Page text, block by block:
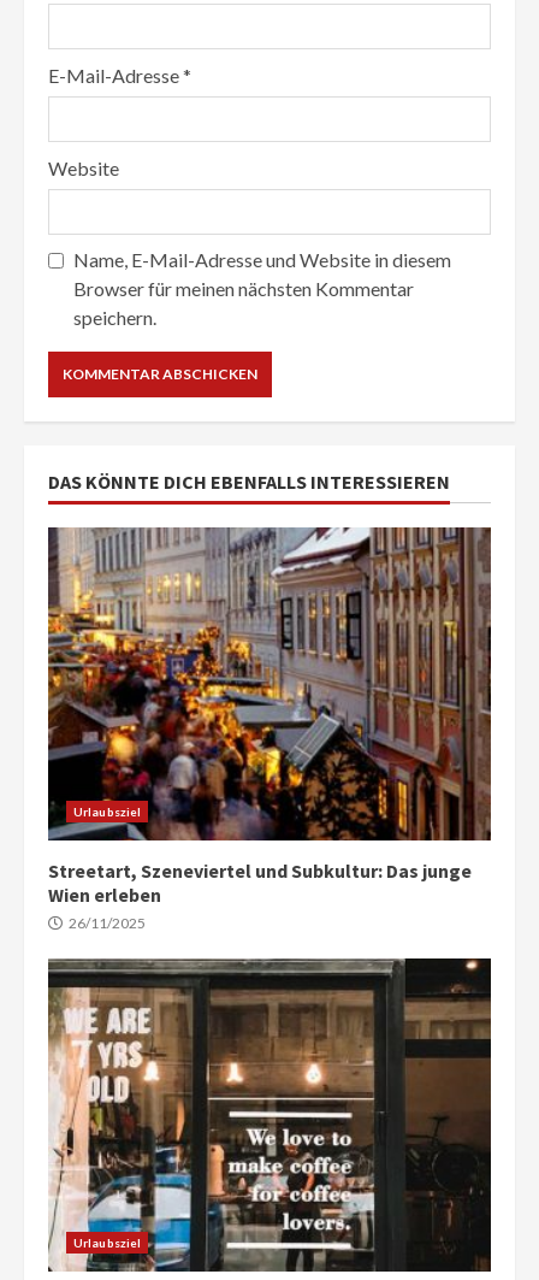
E-Mail-Adresse*
Website
Name, E-Mail-Adresse und Website in diesem
Browser für meinen nächsten Kommentar
speichern.
DAS KÖNNTE DICH EBENFALLS INTERESSIEREN
Urlaubsziel
Streetart, Szeneviertel und Subkultur: Das junge
Wien erleben
26/11/2025
Urlaubsziel